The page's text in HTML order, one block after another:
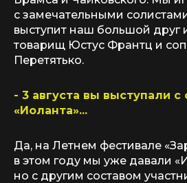
с замечательными
выступит наш большой друг
товарищ Юстус Франтц и
Перетятько.
- 3 августа вы выступали с
«Иоланта»...
Да, на Летнем фестивале
в этом году мы уже давали
но с другим составом